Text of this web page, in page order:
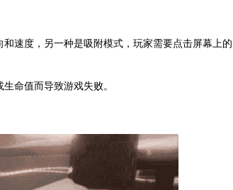
速度，另一种是吸附模式，玩家需要点击屏幕上的
命值而导致游戏失败。